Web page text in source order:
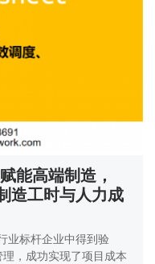
能高端制造，
造工时与人力成
业标杆企业中得到验
，成功实现了项目成本